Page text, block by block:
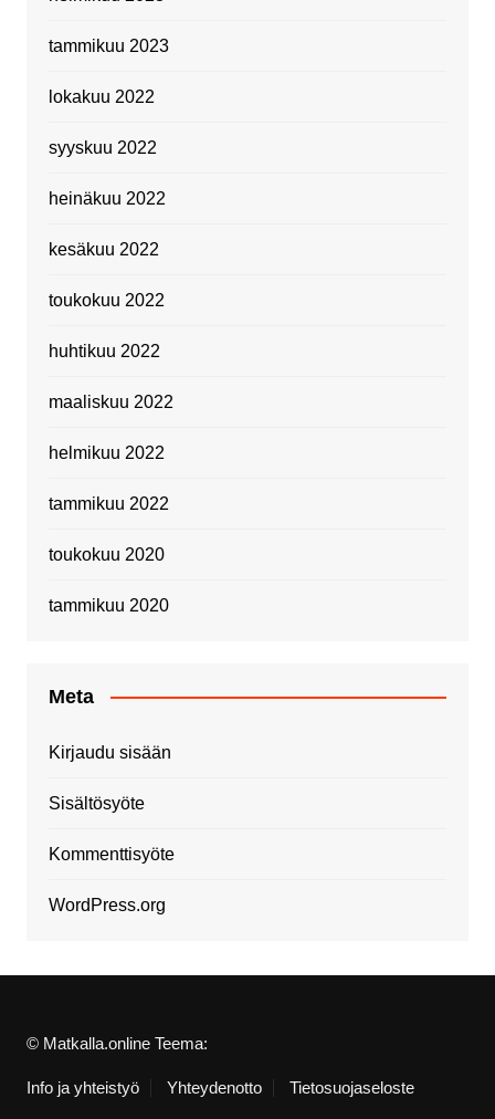
tammikuu 2023
lokakuu 2022
syyskuu 2022
heinäkuu 2022
kesäkuu 2022
toukokuu 2022
huhtikuu 2022
maaliskuu 2022
helmikuu 2022
tammikuu 2022
toukokuu 2020
tammikuu 2020
Meta
Kirjaudu sisään
Sisältösyöte
Kommenttisyöte
WordPress.org
© Matkalla.online Teema:
Info ja yhteistyö Yhteydenotto Tietosuojaseloste